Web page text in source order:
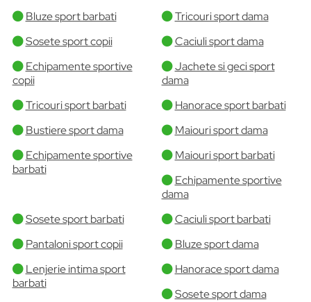
Bluze sport barbati
Tricouri sport dama
Sosete sport copii
Caciuli sport dama
Echipamente sportive
copii
Jachete si geci sport
dama
Tricouri sport barbati
Hanorace sport barbati
Bustiere sport dama
Maiouri sport dama
Echipamente sportive
barbati
Maiouri sport barbati
Echipamente sportive
dama
Sosete sport barbati
Caciuli sport barbati
Pantaloni sport copii
Bluze sport dama
Lenjerie intima sport
barbati
Hanorace sport dama
Sosete sport dama